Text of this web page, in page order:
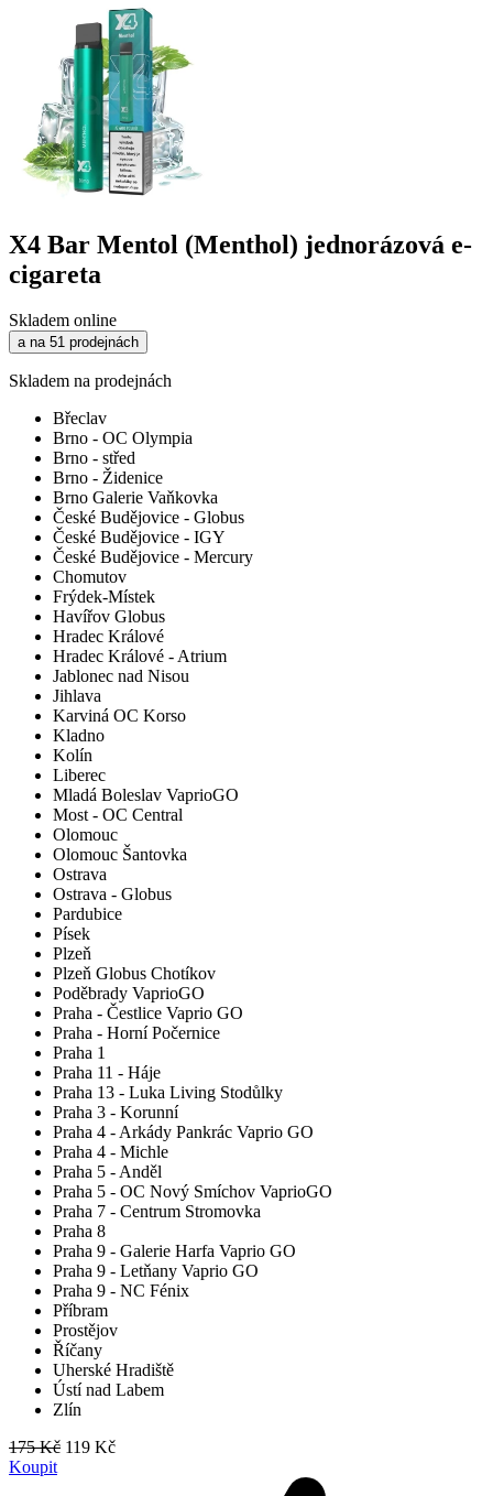
X4 Bar Mentol (Menthol) jednorázová e-
cigareta
Skladem online
a na 51 prodejnách
Skladem na prodejnách
Břeclav
Brno - OC Olympia
Brno - střed
Brno - Židenice
Brno Galerie Vaňkovka
České Budějovice - Globus
České Budějovice - IGY
České Budějovice - Mercury
Chomutov
Frýdek-Místek
Havířov Globus
Hradec Králové
Hradec Králové - Atrium
Jablonec nad Nisou
Jihlava
Karviná OC Korso
Kladno
Kolín
Liberec
Mladá Boleslav VaprioGO
Most - OC Central
Olomouc
Olomouc Šantovka
Ostrava
Ostrava - Globus
Pardubice
Písek
Plzeň
Plzeň Globus Chotíkov
Poděbrady VaprioGO
Praha - Čestlice Vaprio GO
Praha - Horní Počernice
Praha 1
Praha 11 - Háje
Praha 13 - Luka Living Stodůlky
Praha 3 - Korunní
Praha 4 - Arkády Pankrác Vaprio GO
Praha 4 - Michle
Praha 5 - Anděl
Praha 5 - OC Nový Smíchov VaprioGO
Praha 7 - Centrum Stromovka
Praha 8
Praha 9 - Galerie Harfa Vaprio GO
Praha 9 - Letňany Vaprio GO
Praha 9 - NC Fénix
Příbram
Prostějov
Říčany
Uherské Hradiště
Ústí nad Labem
Zlín
175 Kč 119 Kč
Koupit